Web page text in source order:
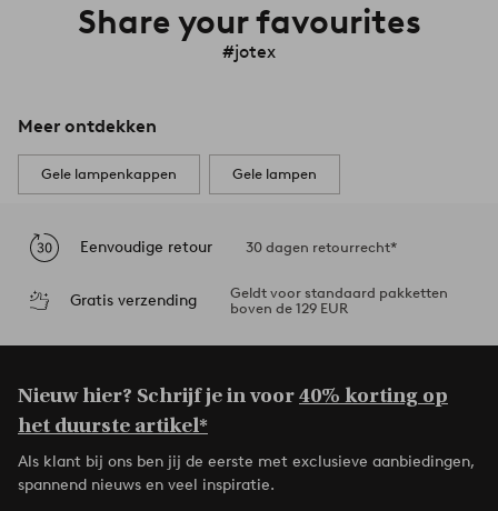
Share your favourites
#jotex
Meer ontdekken
Gele lampenkappen Gele lampen
Eenvoudige retour 30 dagen retourrecht*
Gratis verzending
Geldt voor standaard pakketten
boven de 129 EUR
Nieuw hier? Schrijf je in voor40% korting op
het duurste artikel*
Als klant bij ons ben jij de eerste met exclusieve aanbiedingen,
spannend nieuws en veel inspiratie.